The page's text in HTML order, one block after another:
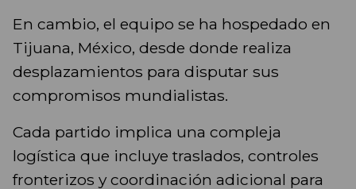
En cambio, el equipo se ha hospedado en
Tijuana, México, desde donde realiza
desplazamientos para disputar sus
compromisos mundialistas.
Cada partido implica una compleja
logística que incluye traslados, controles
fronterizos y coordinación adicional para